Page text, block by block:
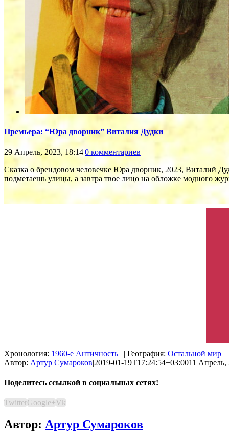
Премьера: “Юра дворник” Виталия Дудки
29 Апрель, 2023, 18:14|0 комментариев
Сказка о брендовом человечке Юра дворник, 2023, Виталий
подметаешь улицы, а завтра твое лицо на обложке модного
Хронология: 1960-е Античность | | География: Остальной мир
Автор: Артур Сумароков|2019-01-19T17:24:54+03:0011 Апрель,
Поделитесь ссылкой в социальных сетях!
TwitterGoogle+Vk
Автор: Артур Сумароков